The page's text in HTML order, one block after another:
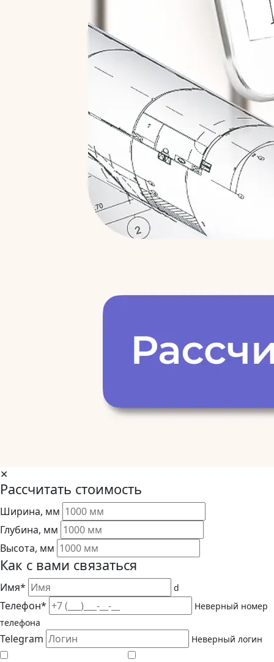
✕
Рассчитать стоимость
Ширина, мм
Глубина, мм
Высота, мм
Как с вами связаться
Имя* d
Телефон*
Неверный номер
телефона
Telegram Неверный логин